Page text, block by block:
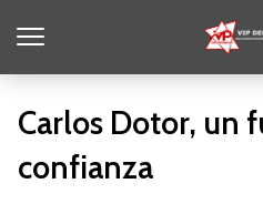
Carlos Dotor, un
confianza